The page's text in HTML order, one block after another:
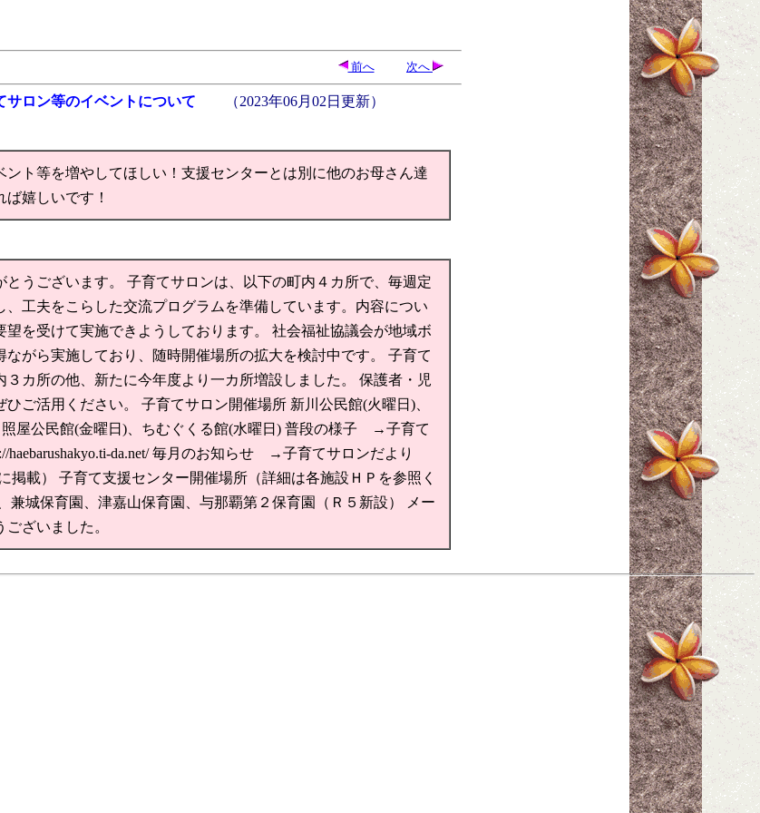
前へ 次へ
サロン等のイベントについて （2023年06月02日 更新）
ント等を増やしてほしい！支援センターとは別に他のお母さん達
嬉しいです！
とうございます。 子育てサロンは、以下の町内４カ所で、毎週定
、工夫をこらした交流プログラムを準備しています。内容につい
望を受けて実施できようしております。 社会福祉協議会が地域ボ
ながら実施しており、随時開催場所の拡大を検討中です。 子育て
３カ所の他、新たに今年度より一カ所増設しました。 保護者・児
ご活用ください。 子育てサロン開催場所 新川公民館(火曜日)、
屋公民館(金曜日)、ちむぐくる館(水曜日) 普段の様子 →子育て
da.net/ 毎月のお知らせ →子育てサロンだより
掲載） 子育て支援センター開催場所（詳細は各施設ＨＰを参照く
兼城保育園、津嘉山保育園、与那覇第２保育園（Ｒ５新設） メー
ざいました。